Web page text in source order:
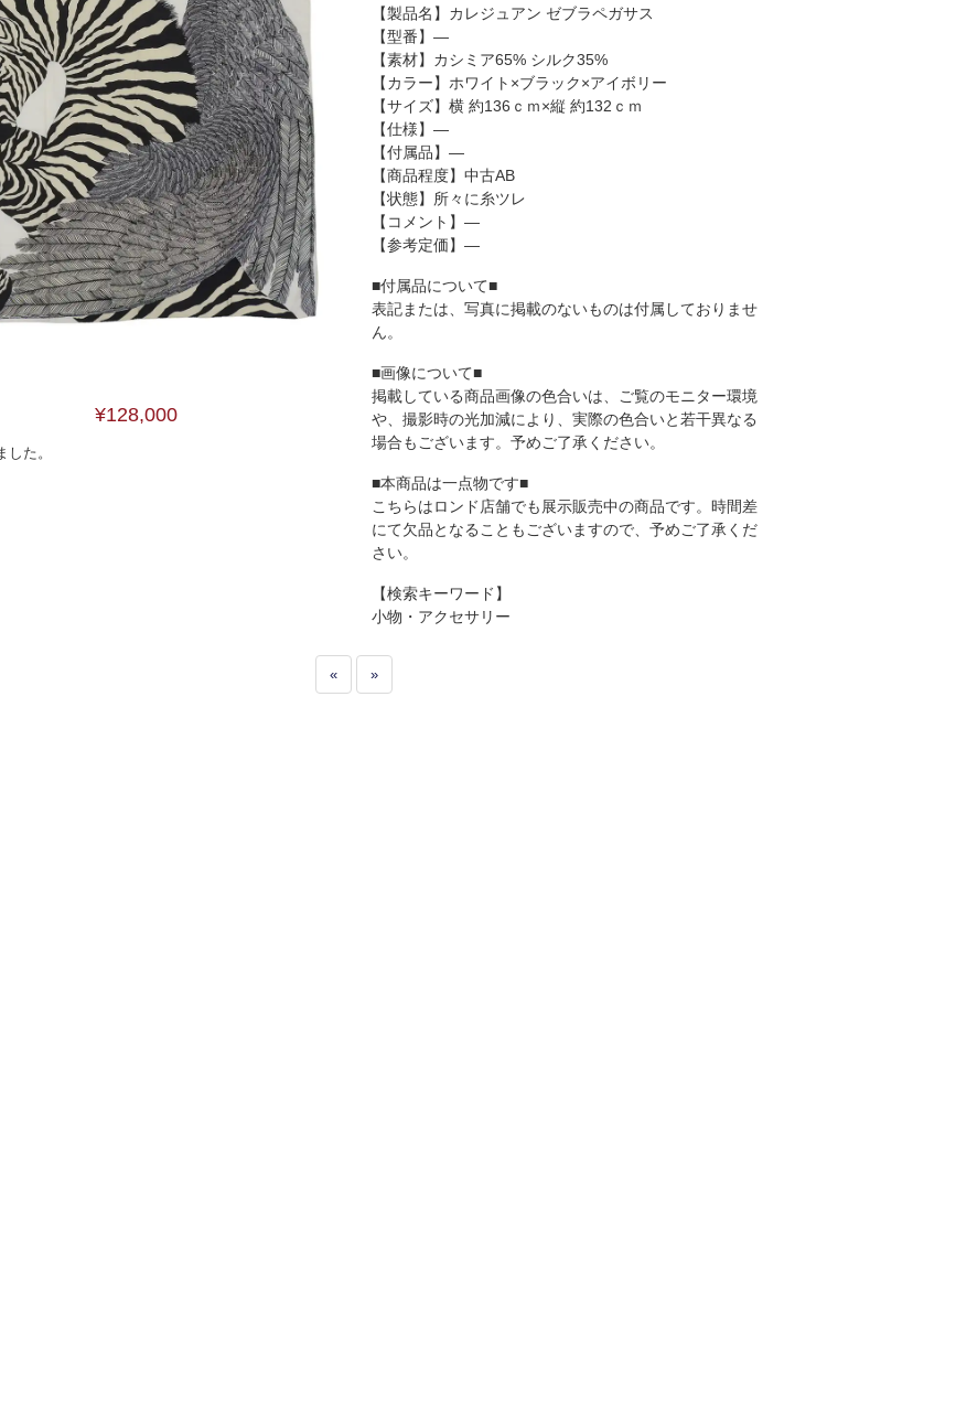
¥128,000
した。
【製品名】カレジュアン ゼブラペガサス
【型番】―
【素材】カシミア65% シルク35%
【カラー】ホワイト×ブラック×アイボリー
【サイズ】横 約136ｃｍ×縦 約132ｃｍ
【仕様】―
【付属品】―
【商品程度】中古AB
【状態】所々に糸ツレ
【コメント】―
【参考定価】―
■付属品について■
表記または、写真に掲載のないものは付属しておりませ
ん。
■画像について■
掲載している商品画像の色合いは、ご覧のモニター環境
や、撮影時の光加減により、実際の色合いと若干異なる
場合もございます。予めご了承ください。
■本商品は一点物です■
こちらはロンド店舗でも展示販売中の商品です。時間差
にて欠品となることもございますので、予めご了承くだ
さい。
【検索キーワード】
小物・アクセサリー
« »